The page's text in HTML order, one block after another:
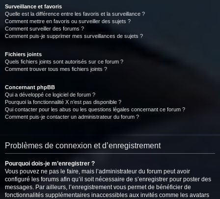
Surveillance et favoris
Quelle est la différence entre les favoris et la surveillance ?
Comment mettre en favoris ou surveiller des sujets ?
Comment surveiller des forums ?
Comment puis-je supprimer mes surveillances de sujets ?
Fichiers joints
Quels fichiers joints sont autorisés sur ce forum ?
Comment trouver tous mes fichiers joints ?
Concernant phpBB
Qui a développé ce logiciel de forum ?
Pourquoi la fonctionnalité X n’est pas disponible ?
Qui contacter pour les abus ou les questions légales concernant ce forum ?
Comment puis-je contacter un administrateur du forum ?
Problèmes de connexion et d’enregistrement
Pourquoi dois-je m’enregistrer ?
Vous pouvez ne pas le faire, mais l’administrateur du forum peut avoir
configuré les forums afin qu’il soit nécessaire de s’enregistrer pour poster des
messages. Par ailleurs, l’enregistrement vous permet de bénéficier de
fonctionnalités supplémentaires inaccessibles aux invités comme les avatars